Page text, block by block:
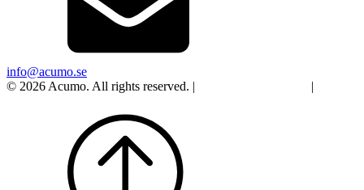
info@acumo.se
© 2026 Acumo. All rights reserved. |
|